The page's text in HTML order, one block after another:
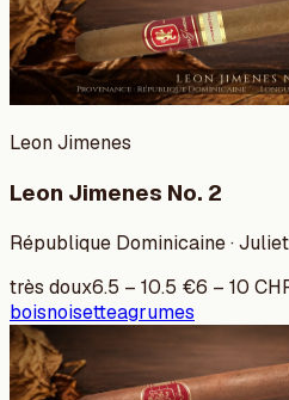
Leon Jimenes
Leon Jimenes No. 2
République Dominicaine ·
très doux6.5 – 10.5 €6 – 10
boisnoisetteagrumes